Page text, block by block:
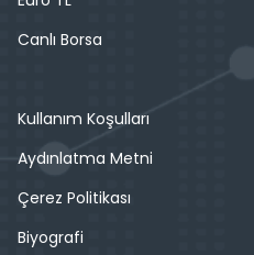
Canlı Borsa
Kullanım Koşulları
Aydınlatma Metni
Çerez Politikası
Biyografi